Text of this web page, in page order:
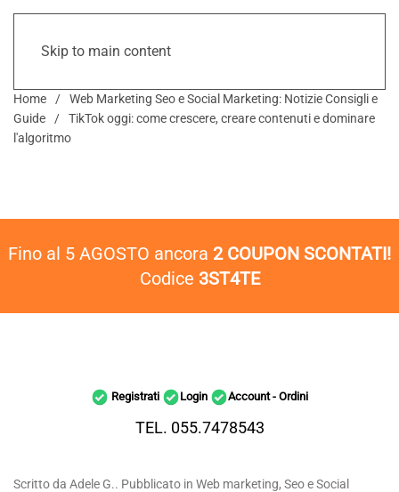
Skip to main content
Home
Web Marketing Seo e Social Marketing: Notizie Consigli e
Guide
TikTok oggi: come crescere, creare contenuti e dominare
l'algoritmo
Fino al 5 AGOSTO ancora 2 COUPON SCONTATI!
Codice 3ST4TE
Registrati Login Account - Ordini
TEL. 055.7478543
Scritto da Adele G.. Pubblicato in Web marketing, Seo e Social